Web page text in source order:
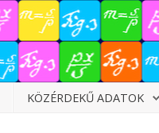
KÖZÉRDEKŰ ADATOK